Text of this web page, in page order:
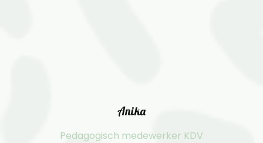
Anika
Pedagogisch medewerker KDV